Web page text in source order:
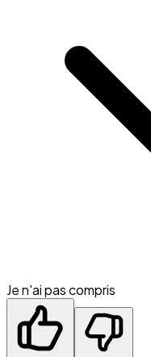
Je n'ai pas compris